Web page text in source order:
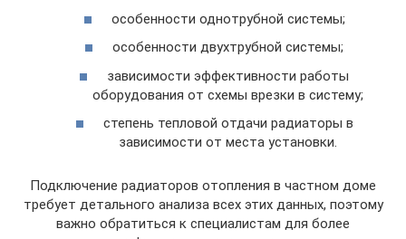
особенности однотрубной системы;
особенности двухтрубной системы;
зависимости эффективности работы
оборудования от схемы врезки в систему;
степень тепловой отдачи радиаторы в
зависимости от места установки.
Подключение радиаторов отопления в частном доме
требует детального анализа всех этих данных, поэтому
важно обратиться к специалистам для более